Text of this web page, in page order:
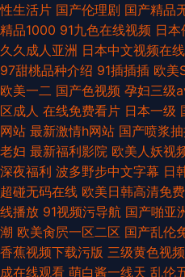
性生活片 国产伦理剧 国产精品
精品1000 91九色在线视频 日
久久成人亚洲 日本中文视频在线
97甜桃品种介绍 91插插插 欧美
欧美一二 国产色视频 孕妇三级
区成人 在线免费看片 日本一级
网站 最新激情h网站 国产喷浆
老妇 最新福利影院 欧美人妖视
深夜福利 波多野步中文字幕 日
超碰无码在线 欧美日韩高清免费
线播放 91视频污导航 国产啪亚
潮 欧美肏屄一区二区 国产乱伦
香蕉视频下载污版 三级黄色视
成在线观看 萌白酱一线天 乱伦